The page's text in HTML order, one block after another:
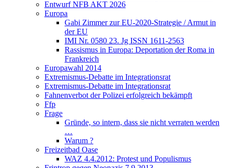
Entwurf NFB AKT 2026
Europa
Gabi Zimmer zur EU-2020-Strategie / Armut in
der EU
IMI Nr. 0580 23. Jg ISSN 1611-2563
Rassismus in Europa: Deportation der Roma in
Frankreich
Europawahl 2014
Extremismus-Debatte im Integrationsrat
Extremismus-Debatte im Integrationsrat
Fahnenverbot der Polizei erfolgreich bekämpft
Ffp
Frage
Gründe, so intern, dass sie nicht verraten werden
…
Warum ?
Freizeitbad Oase
WAZ 4.4.2012: Protest und Populismus